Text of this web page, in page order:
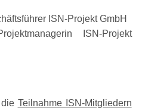
ISN-Projekt GmbH
ISN-Projekt
Teilnahme ISN-Mitgliedern